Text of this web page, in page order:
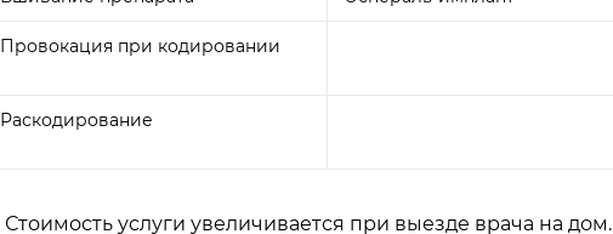
Провокация при кодировании
Раскодирование
Стоимость услуги увеличивается при выезде врача на дом.